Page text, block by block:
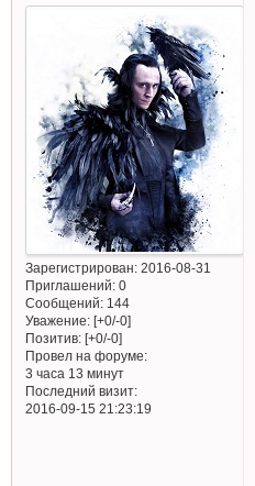
Зарегистрирован: 2016-08-31
Приглашений:0
Сообщений:144
Уважение: [+0/-0]
Позитив: [+0/-0]
Провел на форуме:
3 часа 13 минут
Последний визит:
2016-09-15 21:23:19